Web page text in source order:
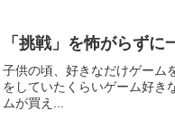
「挑戦」を怖がらず
子供の頃、好きなだけゲーム
をしていたくらいゲーム好き
ムが買え...